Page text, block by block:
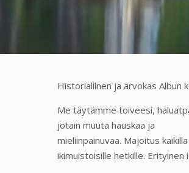
Historiallinen ja arvokas Albun
Me täytämme toiveesi,
jotain muuta hauskaa ja
mieliinpainuvaa. Majoitus
ikimuistoisille hetkille.